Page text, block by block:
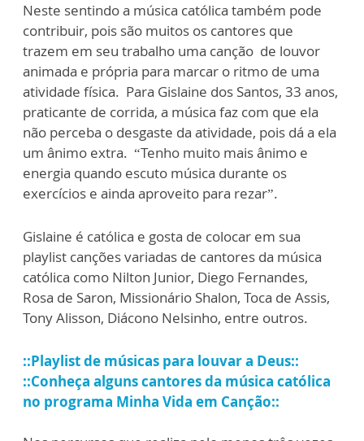
Neste sentindo a música católica também pode
contribuir, pois são muitos os cantores que
trazem em seu trabalho uma canção de louvor
animada e própria para marcar o ritmo de uma
atividade física. Para Gislaine dos Santos, 33 anos,
praticante de corrida, a música faz com que ela
não perceba o desgaste da atividade, pois dá a ela
um ânimo extra. “Tenho muito mais ânimo e
energia quando escuto música durante os
exercícios e ainda aproveito para rezar”.
Gislaine é católica e gosta de colocar em sua
playlist canções variadas de cantores da música
católica como Nilton Junior, Diego Fernandes,
Rosa de Saron, Missionário Shalon, Toca de Assis,
Tony Alisson, Diácono Nelsinho, entre outros.
::Playlist de músicas para louvar a Deus::
::Conheça alguns cantores da música católica
no programa Minha Vida em Canção::